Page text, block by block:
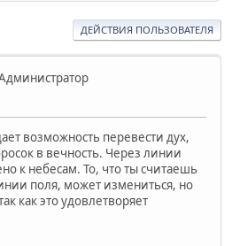
ДЕЙСТВИЯ ПОЛЬЗОВАТЕЛЯ
возможность перевести дух,
в вечность. Через линии
к небесам. То, что ты считаешь
поля, может измениться, но
как это удовлетворяет